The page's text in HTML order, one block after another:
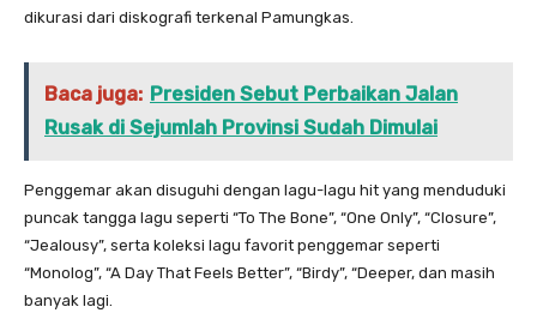
dikurasi dari diskografi terkenal Pamungkas.
Baca juga: Presiden Sebut Perbaikan Jalan
Rusak di Sejumlah Provinsi Sudah Dimulai
Penggemar akan disuguhi dengan lagu-lagu hit yang menduduki
puncak tangga lagu seperti “To The Bone”, “One Only”, “Closure”,
“Jealousy”, serta koleksi lagu favorit penggemar seperti
“Monolog”, “A Day That Feels Better”, “Birdy”, “Deeper, dan masih
banyak lagi.